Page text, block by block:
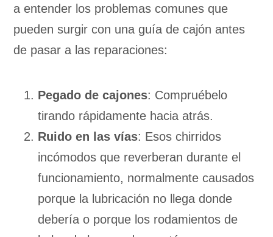
a entender los problemas comunes que
pueden surgir con una guía de cajón antes
de pasar a las reparaciones:
Pegado de cajones: Compruébelo
tirando rápidamente hacia atrás.
Ruido en las vías: Esos chirridos
incómodos que reverberan durante el
funcionamiento, normalmente causados
porque la lubricación no llega donde
debería o porque los rodamientos de